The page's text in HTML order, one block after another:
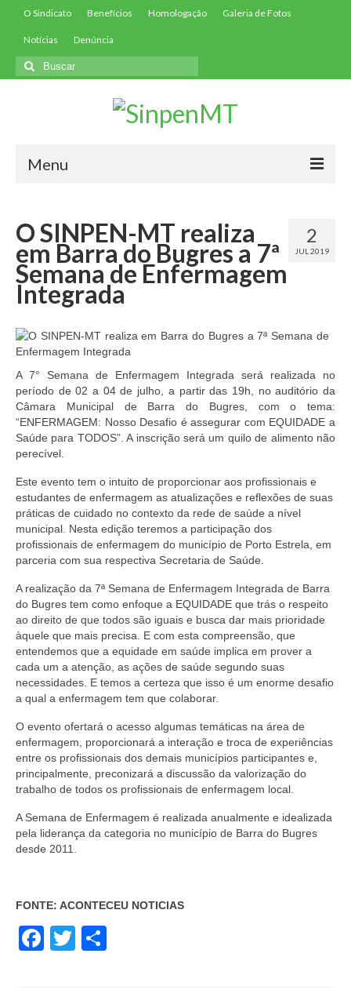
O Sindicato Benefícios Homologação Galeria de Fotos
Notícias Denúncia
Buscar
por:
Menu
Filie-se
Convenções
Contribuições
Contribuição Assistencial
Doc. Publicados
Notícias
Contato
2
JUL 2019
O SINPEN-MT realiza
em Barra do Bugres a 7ª
Semana de Enfermagem
Integrada
A 7° Semana de Enfermagem Integrada será realizada no
período de 02 a 04 de julho, a partir das 19h, no auditório da
Câmara Municipal de Barra do Bugres, com o tema:
“ENFERMAGEM: Nosso Desafio é assegurar com EQUIDADE a
Saúde para TODOS”. A inscrição será um quilo de alimento não
perecível.
Este evento tem o intuito de proporcionar aos profissionais e
estudantes de enfermagem as atualizações e reflexões de suas
práticas de cuidado no contexto da rede de saúde a nível
municipal. Nesta edição teremos a participação dos
profissionais de enfermagem do município de Porto Estrela, em
parceria com sua respectiva Secretaria de Saúde.
A realização da 7ª Semana de Enfermagem Integrada de Barra
do Bugres tem como enfoque a EQUIDADE que trás o respeito
ao direito de que todos são iguais e busca dar mais prioridade
àquele que mais precisa. E com esta compreensão, que
entendemos que a equidade em saúde implica em prover a
cada um a atenção, as ações de saúde segundo suas
necessidades. E temos a certeza que isso é um enorme desafio
a qual a enfermagem tem que colaborar.
O evento ofertará o acesso algumas temáticas na área de
enfermagem, proporcionará a interação e troca de experiências
entre os profissionais dos demais municípios participantes e,
principalmente, preconizará a discussão da valorização do
trabalho de todos os profissionais de enfermagem local.
A Semana de Enfermagem é realizada anualmente e idealizada
pela liderança da categoria no município de Barra do Bugres
desde 2011.
FONTE: ACONTECEU NOTICIAS
Facebook
Twitter